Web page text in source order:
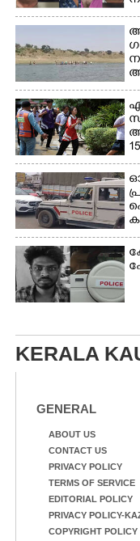
KERALA
GENERAL
ABOUT US
CONTACT US
PRIVACY POLICY
TERMS OF SERVICE
EDITORIAL POLICY
PRIVACY POLICY-
COPYRIGHT POLICY